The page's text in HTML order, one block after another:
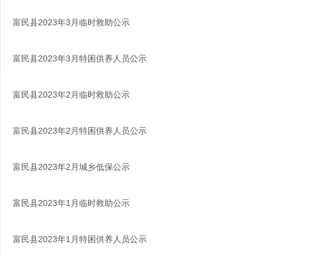
富民县2023年3月临时救助公示
富民县2023年3月特困供养人员公示
富民县2023年2月临时救助公示
富民县2023年2月特困供养人员公示
富民县2023年2月城乡低保公示
富民县2023年1月临时救助公示
富民县2023年1月特困供养人员公示